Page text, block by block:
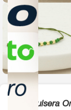
Pulsera